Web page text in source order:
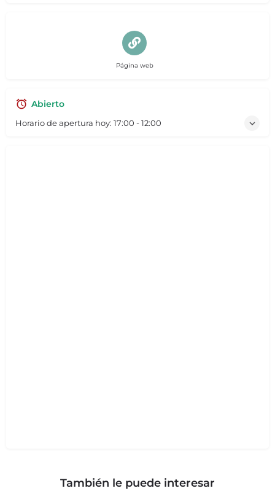
Página web
Abierto
Horario de apertura hoy: 17:00 - 12:00
También le puede interesar